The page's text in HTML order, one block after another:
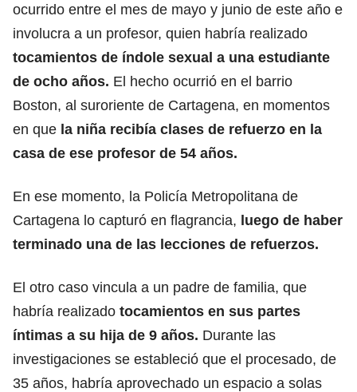
ocurrido entre el mes de mayo y junio de este año e
involucra a un profesor, quien habría realizado
tocamientos de índole sexual a una estudiante
de ocho años. El hecho ocurrió en el barrio
Boston, al suroriente de Cartagena, en momentos
en que la niña recibía clases de refuerzo en la
casa de ese profesor de 54 años.
En ese momento, la Policía Metropolitana de
Cartagena lo capturó en flagrancia, luego de haber
terminado una de las lecciones de refuerzos.
El otro caso vincula a un padre de familia, que
habría realizado tocamientos en sus partes
íntimas a su hija de 9 años. Durante las
investigaciones se estableció que el procesado, de
35 años, habría aprovechado un espacio a solas